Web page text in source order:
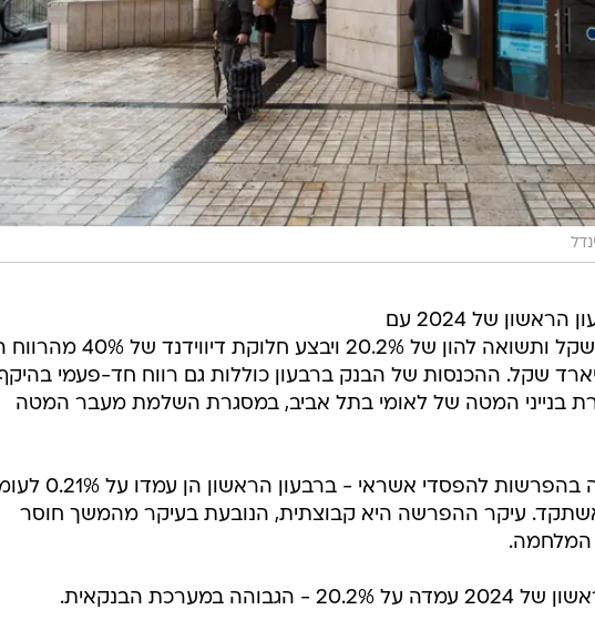
בנק לאומי סיים את הרבעון הראשון של 2024 עם
רווח של כ-2.8 מיליארד שקל ותשואה להון של 20.2% ויבצע חלוקת
- בסך של 1.1 מיליארד שקל. ההכנסות של הבנק ברבעון כוללות גם רווח חד-פעמי
ממכירת בנייני המטה של לאומי בתל אביב, במסגרת השלמת מעבר המטה
עוד עולה מהדוחות, ירידה בהפרשות להפסדי אשראי -
אשתקד. עיקר ההפרשה היא קבוצתית, הנובעת בעיקר מהמשך חוסר
המלחמה.
במערכת הבנקאית.